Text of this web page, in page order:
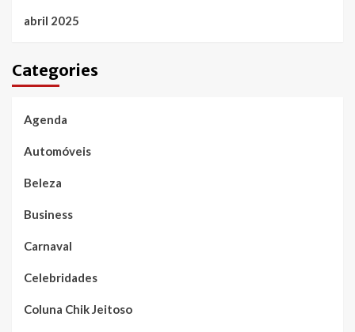
abril 2025
Categories
Agenda
Automóveis
Beleza
Business
Carnaval
Celebridades
Coluna Chik Jeitoso